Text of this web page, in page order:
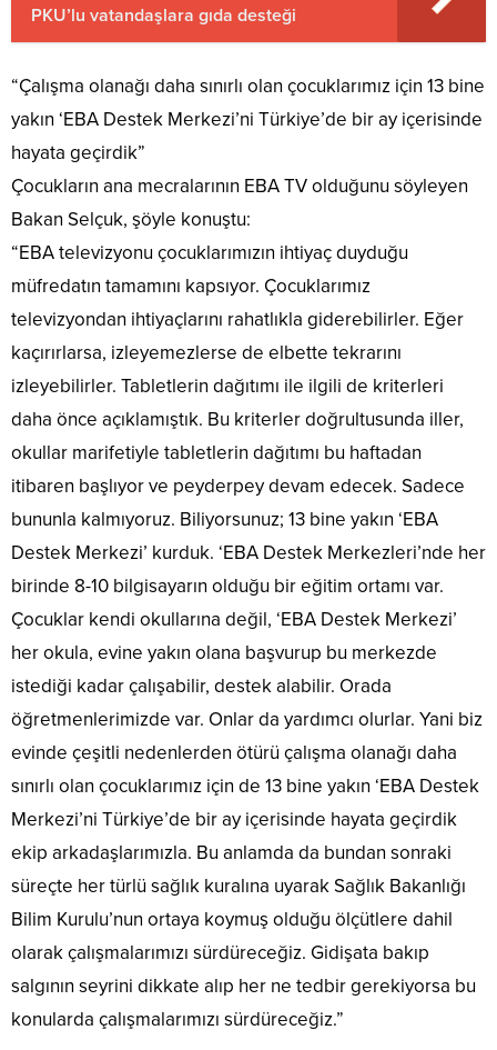
PKU’lu vatandaşlara gıda desteği
“Çalışma olanağı daha sınırlı olan çocuklarımız için 13 bine
yakın ‘EBA Destek Merkezi’ni Türkiye’de bir ay içerisinde
hayata geçirdik”
Çocukların ana mecralarının EBA TV olduğunu söyleyen
Bakan Selçuk, şöyle konuştu:
“EBA televizyonu çocuklarımızın ihtiyaç duyduğu
müfredatın tamamını kapsıyor. Çocuklarımız
televizyondan ihtiyaçlarını rahatlıkla giderebilirler. Eğer
kaçırırlarsa, izleyemezlerse de elbette tekrarını
izleyebilirler. Tabletlerin dağıtımı ile ilgili de kriterleri
daha önce açıklamıştık. Bu kriterler doğrultusunda iller,
okullar marifetiyle tabletlerin dağıtımı bu haftadan
itibaren başlıyor ve peyderpey devam edecek. Sadece
bununla kalmıyoruz. Biliyorsunuz; 13 bine yakın ‘EBA
Destek Merkezi’ kurduk. ‘EBA Destek Merkezleri’nde her
birinde 8-10 bilgisayarın olduğu bir eğitim ortamı var.
Çocuklar kendi okullarına değil, ‘EBA Destek Merkezi’
her okula, evine yakın olana başvurup bu merkezde
istediği kadar çalışabilir, destek alabilir. Orada
öğretmenlerimizde var. Onlar da yardımcı olurlar. Yani biz
evinde çeşitli nedenlerden ötürü çalışma olanağı daha
sınırlı olan çocuklarımız için de 13 bine yakın ‘EBA Destek
Merkezi’ni Türkiye’de bir ay içerisinde hayata geçirdik
ekip arkadaşlarımızla. Bu anlamda da bundan sonraki
süreçte her türlü sağlık kuralına uyarak Sağlık Bakanlığı
Bilim Kurulu’nun ortaya koymuş olduğu ölçütlere dahil
olarak çalışmalarımızı sürdüreceğiz. Gidişata bakıp
salgının seyrini dikkate alıp her ne tedbir gerekiyorsa bu
konularda çalışmalarımızı sürdüreceğiz.”